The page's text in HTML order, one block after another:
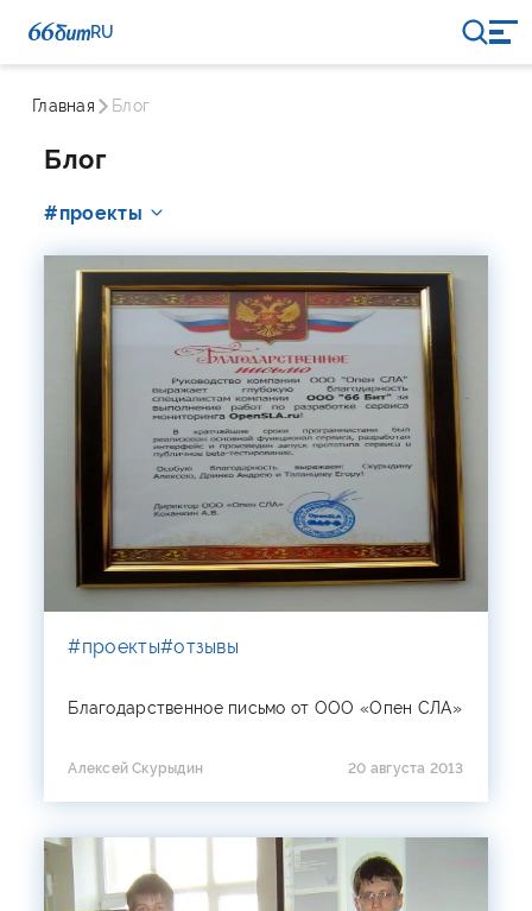
RU
Главная Блог
Блог
#проекты
#проекты#отзывы
Благодарственное письмо от ООО «Опен СЛА»
Алексей Скурыдин 20 августа 2013